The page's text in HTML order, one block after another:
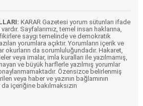
KARAR Gazetesi yorum sütunları ifade
Sayfalarımız, temel insan haklarına,
saygı temelinde ve demokratik
yorumlara açıktır. Yorumların içerik ve
da sorumluluğundadır. Hakaret,
veya imalar, imla kuralları ile yazılmamış,
ve büyük harflerle yazılmış yorumlar
Özensizce belirlenmiş
veya haber ve yazının bağlamının
içeriğine bakılmaksızın